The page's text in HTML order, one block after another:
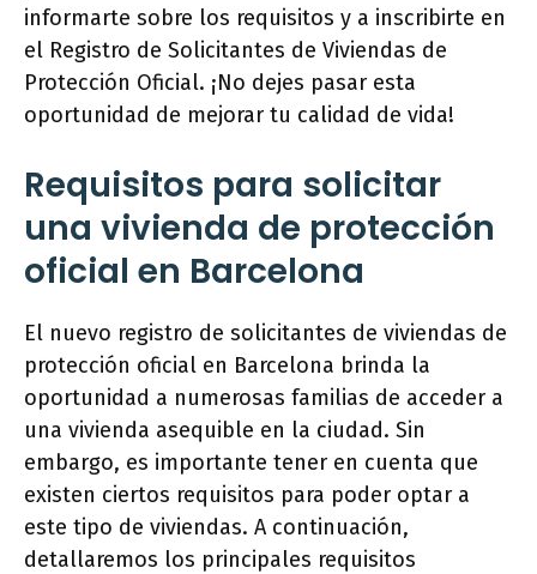
informarte sobre los requisitos y a inscribirte en
el Registro de Solicitantes de Viviendas de
Protección Oficial. ¡No dejes pasar esta
oportunidad de mejorar tu calidad de vida!
Requisitos para solicitar
una vivienda de protección
oficial en Barcelona
El nuevo registro de solicitantes de viviendas de
protección oficial en Barcelona brinda la
oportunidad a numerosas familias de acceder a
una vivienda asequible en la ciudad. Sin
embargo, es importante tener en cuenta que
existen ciertos requisitos para poder optar a
este tipo de viviendas. A continuación,
detallaremos los principales requisitos